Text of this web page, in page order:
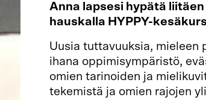
Anna lapsesi hypätä
hauskalla HYPPY-
Uusia tuttavuuksia, mieleen
ihana oppimisympäristö,
omien tarinoiden ja
tekemistä ja omien rajojen